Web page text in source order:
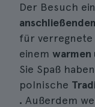
Der Besuch
für verregnete
einem
Sie Spaß
polnische
. Außerdem